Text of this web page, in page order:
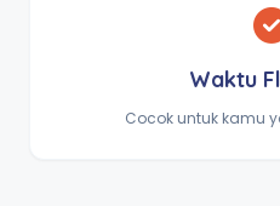
Waktu
Cocok untuk kamu